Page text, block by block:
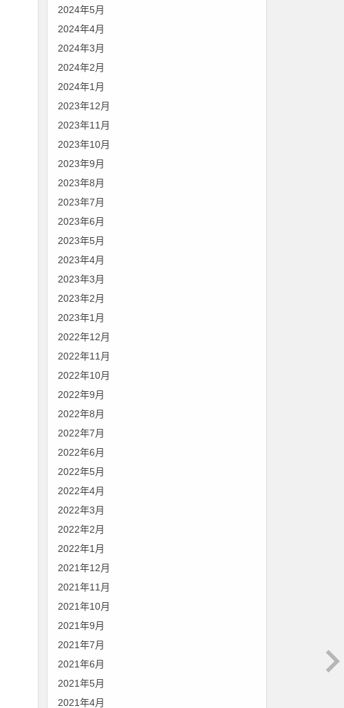
2024年5月
2024年4月
2024年3月
2024年2月
2024年1月
2023年12月
2023年11月
2023年10月
2023年9月
2023年8月
2023年7月
2023年6月
2023年5月
2023年4月
2023年3月
2023年2月
2023年1月
2022年12月
2022年11月
2022年10月
2022年9月
2022年8月
2022年7月
2022年6月
2022年5月
2022年4月
2022年3月
2022年2月
2022年1月
2021年12月
2021年11月
2021年10月
2021年9月
2021年7月
2021年6月
2021年5月
2021年4月